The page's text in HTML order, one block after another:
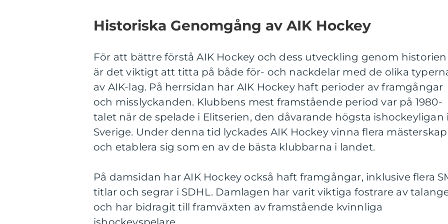
Historiska Genomgång av AIK Hockey
För att bättre förstå AIK Hockey och dess utveckling genom historien
är det viktigt att titta på både för- och nackdelar med de olika
av AIK-lag. På herrsidan har AIK Hockey haft perioder av framgångar
och misslyckanden. Klubbens mest framstående period var på 1980-
talet när de spelade i Elitserien, den dåvarande högsta ishockeyligan i
Sverige. Under denna tid lyckades AIK Hockey vinna flera mästerskap
och etablera sig som en av de bästa klubbarna i landet.
På damsidan har AIK Hockey också haft framgångar, inklusive flera
titlar och segrar i SDHL. Damlagen har varit viktiga fostrare av
och har bidragit till framväxten av framstående kvinnliga